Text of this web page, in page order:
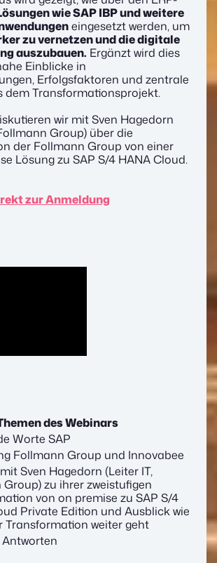
wie SAP IBP und weitere
eingesetzt werden, um
zu vernetzen und die digitale
auszubauen. Ergänzt wird dies
Einblicke in
Erfolgsfaktoren und zentrale
dem Transformationsprojekt.
wir mit Sven Hagedorn
Group) über die
der Follmann Group von einer
Lösung zu SAP S/4 HANA Cloud.
zur Anmeldung
des Webinars
Worte SAP
Follmann Group und Innovabee
Sven Hagedorn (Leiter IT,
zu ihrer zweistufigen
von on premise zu SAP S/4
Private Edition und Ausblick wie
Transformation weiter geht